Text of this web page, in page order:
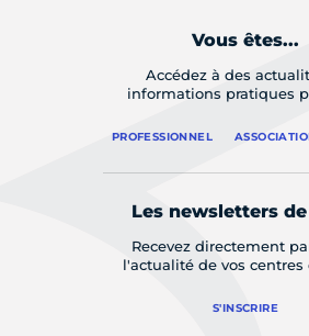
Vous êtes...
Accédez à des
informations pratiques
PROFESSIONNEL
Les newsletters
Recevez directement
l'actualité de vos
S'INSCRIRE